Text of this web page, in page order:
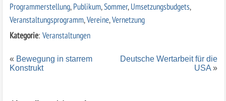
Programmerstellung,Publikum,Sommer,Umsetzungsbudgets,
Veranstaltungsprogramm,Vereine,Vernetzung
Kategorie: Veranstaltungen
« Bewegung in starrem
Konstrukt
Deutsche Wertarbeit für die
USA »